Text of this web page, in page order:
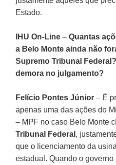
Estado.
IHU On-Line– Quantas
a Belo Monte ainda não
Supremo Tribunal
demora no julgamento?
Felício Pontes Júnior– É
apenas uma das ações do
– MPF no caso Belo Monte
Tribunal Federal ,
que o licenciamento da
estadual. Quando o